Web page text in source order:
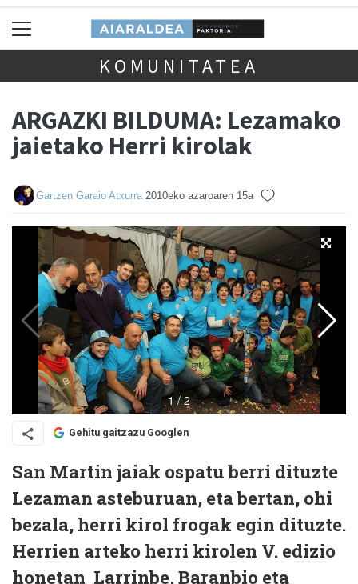
KOMUNITATEA
ARGAZKI BILDUMA: Lezamako
jaietako Herri kirolak
Gartzen Garaio Atxurra 2010eko azaroaren 15a
Gehitu gaitzazu Googlen
San Martin jaiak ospatu berri dituzte
Lezaman asteburuan, eta bertan, ohi
bezala, herri kirol frogak egin dituzte.
Herrien arteko herri kirolen V. edizio
honetan Larrinbe, Baranbio eta